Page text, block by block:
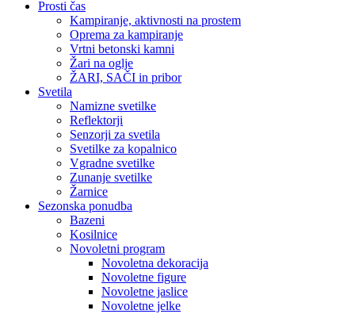
Prosti čas
Kampiranje, aktivnosti na prostem
Oprema za kampiranje
Vrtni betonski kamni
Žari na oglje
ŽARI, SAČI in pribor
Svetila
Namizne svetilke
Reflektorji
Senzorji za svetila
Svetilke za kopalnico
Vgradne svetilke
Zunanje svetilke
Žarnice
Sezonska ponudba
Bazeni
Kosilnice
Novoletni program
Novoletna dekoracija
Novoletne figure
Novoletne jaslice
Novoletne jelke